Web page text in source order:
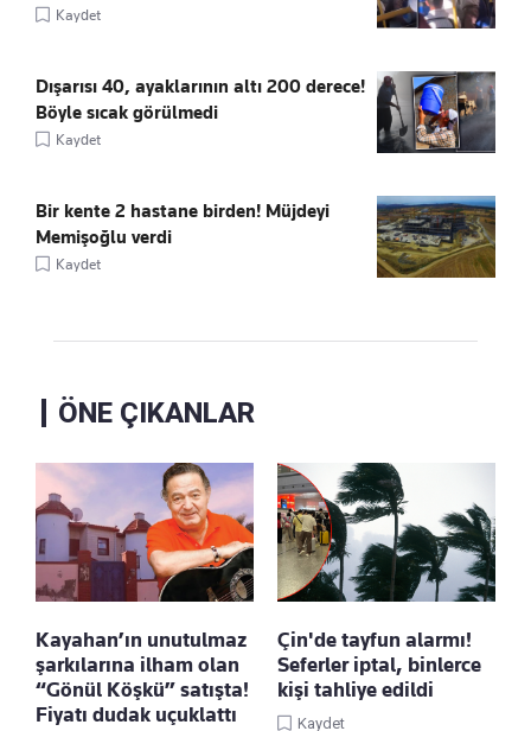
Kaydet
Dışarısı 40, ayaklarının altı 200 derece!
Böyle sıcak görülmedi
Kaydet
Bir kente 2 hastane birden! Müjdeyi
Memişoğlu verdi
Kaydet
ÖNE ÇIKANLAR
Kayahan’ın unutulmaz
şarkılarına ilham olan
“Gönül Köşkü” satışta!
Fiyatı dudak uçuklattı
Çin'de tayfun alarmı!
Seferler iptal, binlerce
kişi tahliye edildi
Kaydet